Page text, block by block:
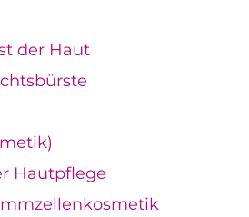
der Haut
Hautpflege